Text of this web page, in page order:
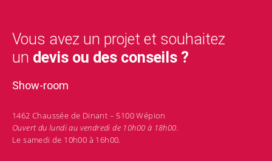
Vous avez un projet et souhaitez
un devis ou des conseils ?
Show-room
1462 Chaussée de Dinant – 5100 Wépion
Ouvert du lundi au vendredi de 10h00 à 18h00.
Le samedi de 10h00 à 16h00.